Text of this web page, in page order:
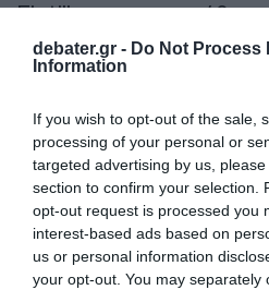
debater.gr - Do Not Process
Information
If you wish to opt-out of the sale,
processing of your personal or
targeted advertising by us,
section to confirm your selection.
opt-out request is processed you
interest-based ads based on
us or personal information
your opt-out. You may separately
Flotilla που προσπάθησε
ναυτικό αποκλεισμό έχει
τώρα το κράτος του
Περισσότεροι από470
συνελήφθησαν στα 42
Global Sumud,που
το ισραηλινό ναυτικό
Λωρίδα.